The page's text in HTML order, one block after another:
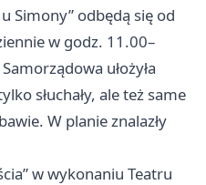
Simony” odbędą się od
w godz. 11.00–
ułożyła
słuchały, ale też same
W planie znalazły
w wykonaniu Teatru